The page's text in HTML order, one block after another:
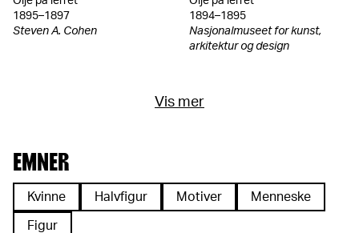
1895–1897
Steven A. Cohen
1894–1895
Nasjonalmuseet for kunst,
arkitektur og design
Vis mer
EMNER
Kvinne Halvfigur Motiver Menneske
Figur